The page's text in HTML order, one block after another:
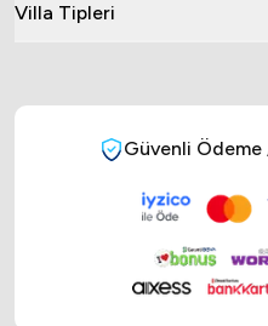
Villa Tipleri
Güvenli